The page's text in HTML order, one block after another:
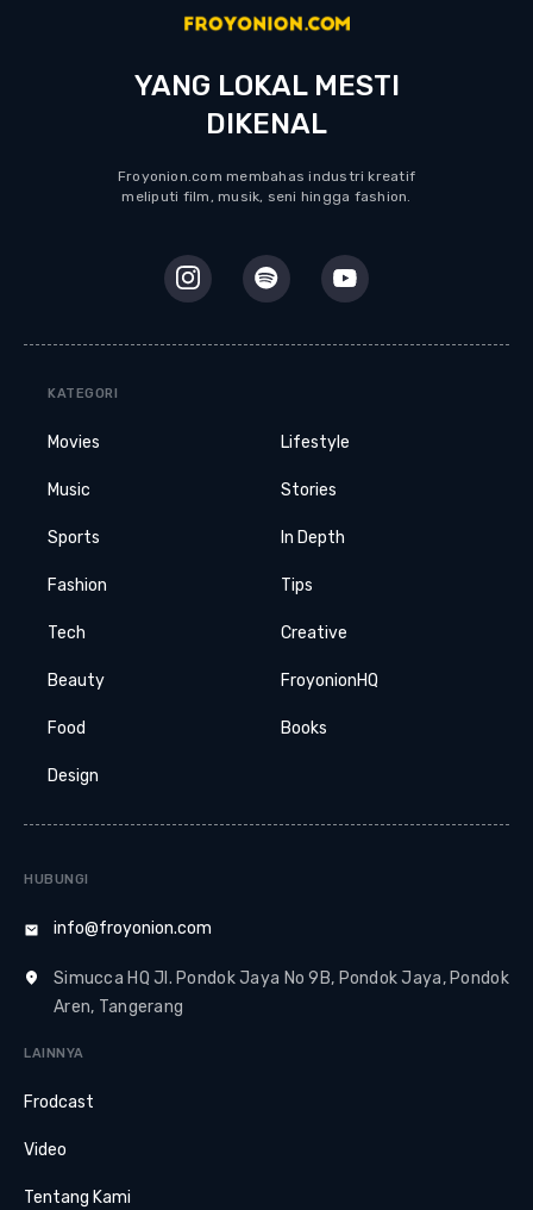
KATEGORI
Movies
Music
Sports
Fashion
Tech
Beauty
Food
Design
Lifestyle
Stories
In Depth
Tips
Creative
FroyonionHQ
Books
YANG LOKAL MESTI
DIKENAL
Froyonion.com membahas industri kreatif
meliputi film, musik, seni hingga fashion.
HUBUNGI
info@froyonion.com
Simucca HQ Jl. Pondok Jaya No 9B, Pondok Jaya, Pondok
Aren, Tangerang
LAINNYA
Frodcast
Video
Tentang Kami